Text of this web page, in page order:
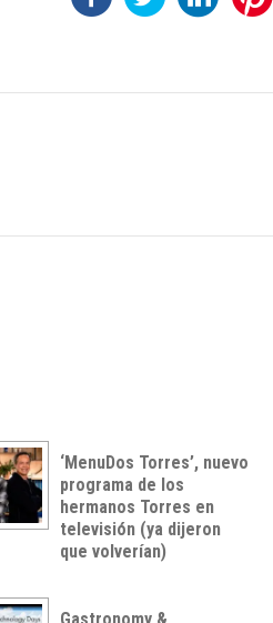
‘MenuDos Torres’, nuevo
programa de los
hermanos Torres en
televisión (ya dijeron
que volverían)
Gastronomy &